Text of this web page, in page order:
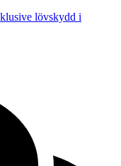
lövskydd i